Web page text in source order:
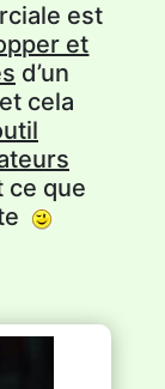
est
et
d’un
cela
ce que